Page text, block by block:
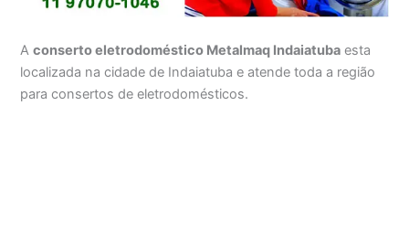
Aconserto eletrodoméstico Metalmaq Indaiatuba esta
localizada na cidade de Indaiatuba e atende toda a região
para consertos de eletrodomésticos.